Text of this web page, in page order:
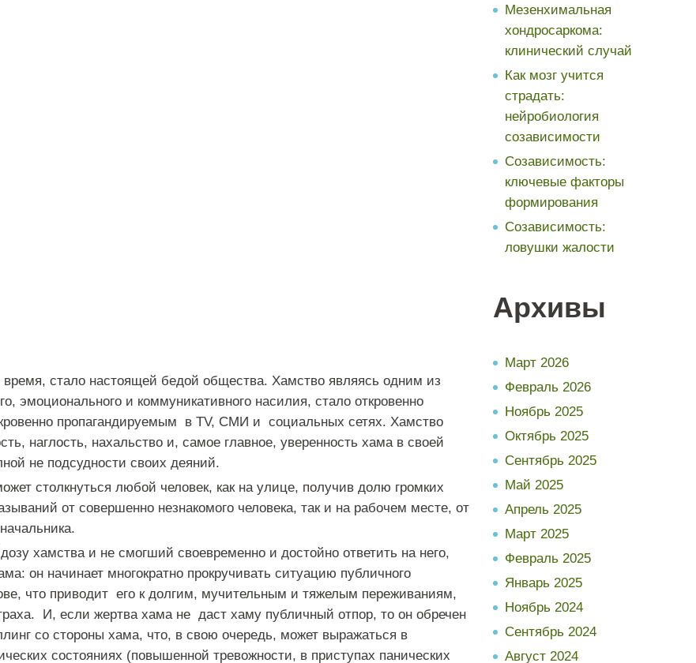
стало настоящей бедой общества. Хамство являясь одним из
эмоционального и коммуникативного насилия, стало откровенно
пропагандируемым в TV, СМИ и социальных сетях. Хамство
наглость, нахальство и, самое главное, уверенность хама в своей
не подсудности своих деяний.
столкнуться любой человек, как на улице, получив долю громких
от совершенно незнакомого человека, так и на рабочем месте, от
хамства и не смогший своевременно и достойно ответить на него,
он начинает многократно прокручивать ситуацию публичного
что приводит его к долгим, мучительным и тяжелым переживаниям,
И, если жертва хама не даст хаму публичный отпор, то он обречен
со стороны хама, что, в свою очередь, может выражаться в
состояниях (повышенной тревожности, в приступах панических
Мезенхимальная
хондросаркома:
клинический случай
Как мозг учится
страдать:
нейробиология
созависимости
Созависимость:
ключевые факторы
формирования
Созависимость:
ловушки жалости
Архивы
Март 2026
Февраль 2026
Ноябрь 2025
Октябрь 2025
Сентябрь 2025
Май 2025
Апрель 2025
Март 2025
Февраль 2025
Январь 2025
Ноябрь 2024
Сентябрь 2024
Август 2024